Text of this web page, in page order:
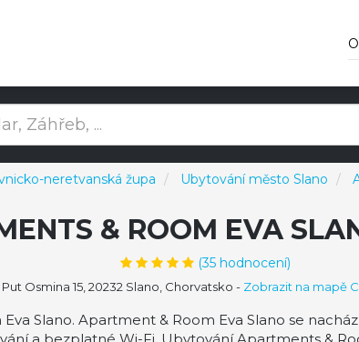
neretvanská župa Ubytování město Slano
& ROOM EVA
(35hodnocení)
Put Osmina 15, 20232 Slano, Chorvatsko - Zobrazit na mapě
Slano. Apartment & Room Eva Slano se